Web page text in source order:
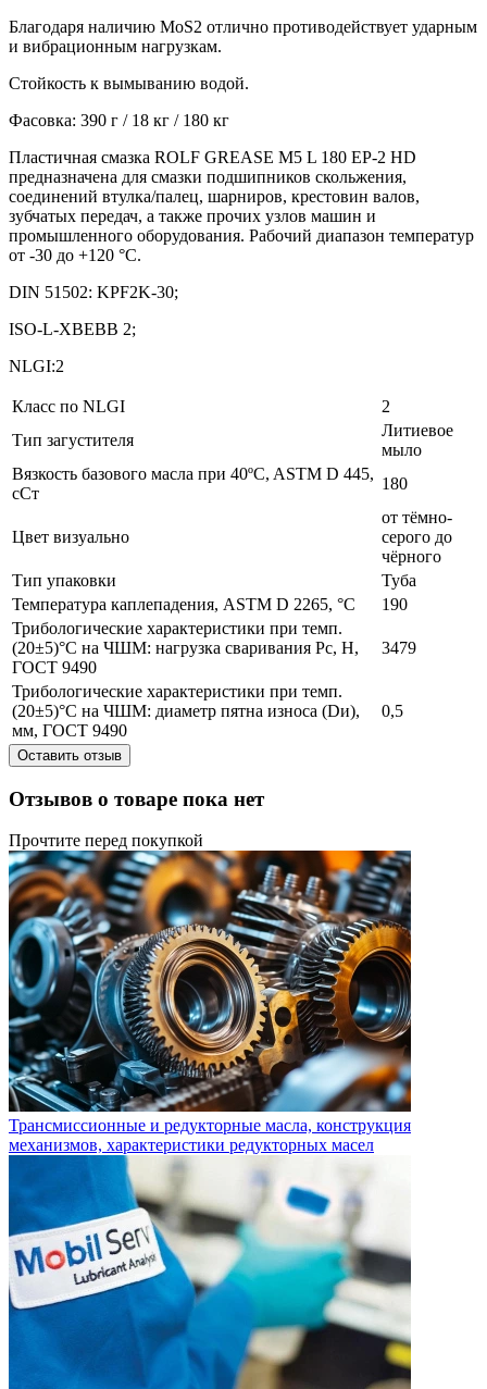
Благодаря наличию MoS2 отлично противодействует ударным
и вибрационным нагрузкам.
Стойкость к вымыванию водой.
Фасовка: 390 г / 18 кг / 180 кг
Пластичная смазка ROLF GREASE M5 L 180 EP-2 HD
предназначена для смазки подшипников скольжения,
соединений втулка/палец, шарниров, крестовин валов,
зубчатых передач, а также прочих узлов машин и
промышленного оборудования. Рабочий диапазон температур
от -30 до +120 °С.
DIN 51502: KPF2K-30;
ISO-L-XBEBB 2;
NLGI:2
Класс по NLGI
2
Тип загустителя
Литиевое
мыло
Вязкость базового масла при 40ºC, ASTM D 445,
сСт
180
Цвет визуально
от тёмно-
серого до
чёрного
Тип упаковки
Туба
Температура каплепадения, ASTM D 2265, °С
190
Трибологические характеристики при темп.
(20±5)°С на ЧШМ: нагрузка сваривания Рс, Н,
ГОСТ 9490
3479
Трибологические характеристики при темп.
(20±5)°С на ЧШМ: диаметр пятна износа (Dи),
мм, ГОСТ 9490
0,5
Оставить отзыв
Отзывов о товаре пока нет
Прочтите перед покупкой
Трансмиссионные и редукторные масла, конструкция
механизмов, характеристики редукторных масел